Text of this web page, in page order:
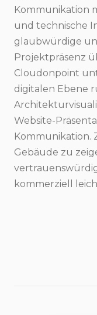
Kommunikation
und technische
glaubwürdige
Projektpräsenz
Cloudonpoint
digitalen Ebene
Website-
Kommunikation.
Gebäude zu
kommerziell